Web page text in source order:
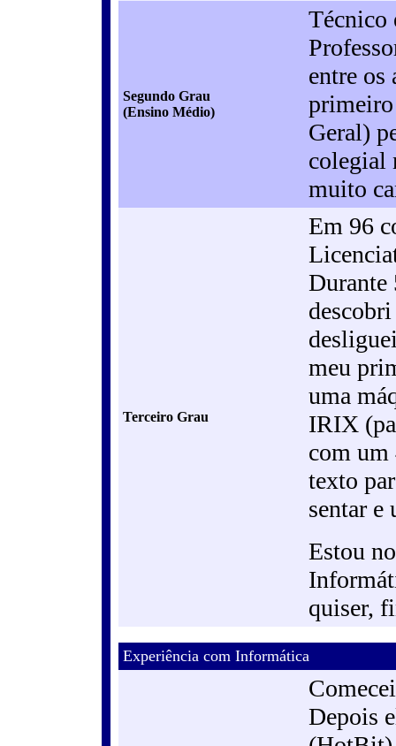
Segundo Grau
(Ensino Médio)
Técnico
entre os
Geral)
colegial
muito
Terceiro Grau
Em 96
Durante
meu
uma
IRIX
com um
texto
sentar e
Estou
quiser,
Experiência com Informática
Depois